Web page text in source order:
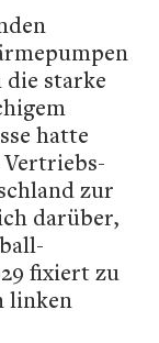
starke
hatte
zur
darüber,
fixiert zu
linken